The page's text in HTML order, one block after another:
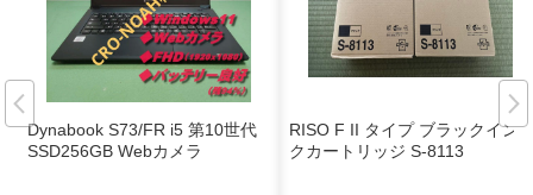
Dynabook S73/FR i5 第10世代
SSD256GB Webカメラ
RISO F II タイプ ブラックイン
クカートリッジ S-8113